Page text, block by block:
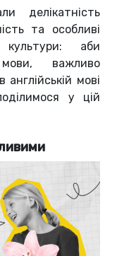
делікатність
та особливі
аби
важливо
мові
у цій